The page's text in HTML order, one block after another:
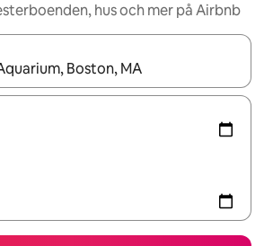
hus och mer på Airbnb
tillgängliga kan du navigera med upp- och